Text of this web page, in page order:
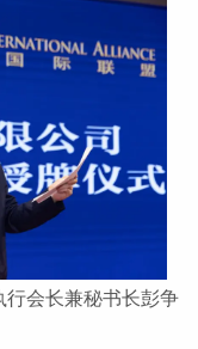
行会长兼秘书长彭争